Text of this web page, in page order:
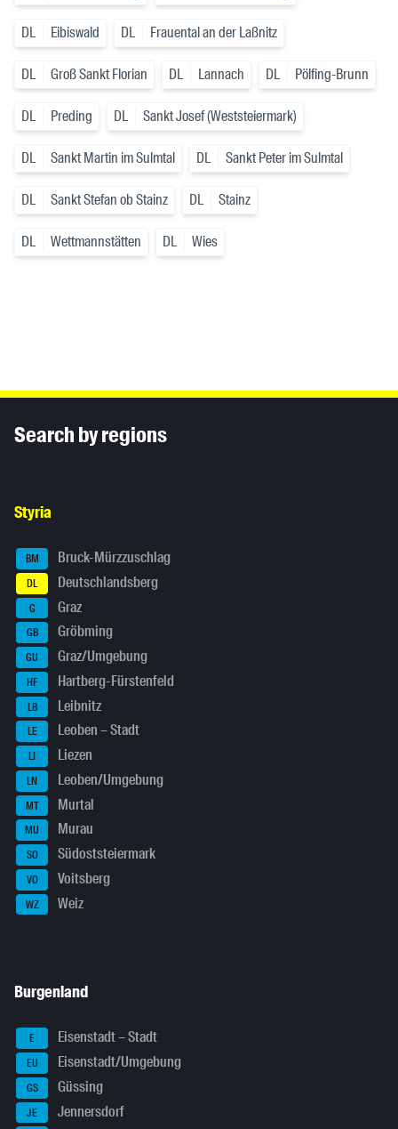
DL Eibiswald DL Frauental an der Laßnitz
DL Groß Sankt Florian DL Lannach DL Pölfing-Brunn
DL Preding DL Sankt Josef (Weststeiermark)
DL Sankt Martin im Sulmtal DL Sankt Peter im Sulmtal
DL Sankt Stefan ob Stainz DL Stainz
DL Wettmannstätten DL Wies
Search by regions
Styria
BM Bruck-Mürzzuschlag
DL Deutschlandsberg
G Graz
GB Gröbming
GU Graz/Umgebung
HF Hartberg-Fürstenfeld
LB Leibnitz
LE Leoben – Stadt
LI Liezen
LN Leoben/Umgebung
MT Murtal
MU Murau
SO Südoststeiermark
VO Voitsberg
WZ Weiz
Burgenland
E Eisenstadt – Stadt
EU Eisenstadt/Umgebung
GS Güssing
JE
Jennersdorf